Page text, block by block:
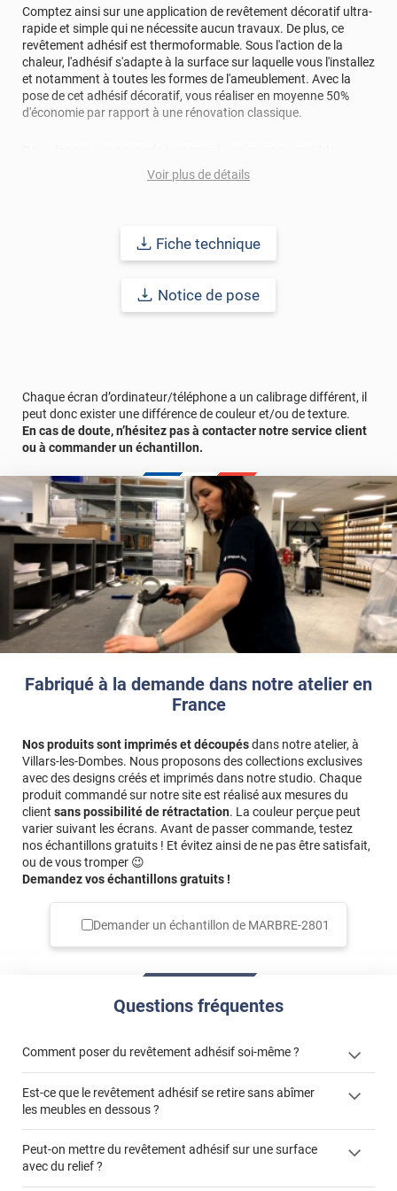
Fabriqué à la demande dans notre atelier en
France
Nos produits sont imprimés et découpésdans notre atelier, à
Villars-les-Dombes. Nous proposons des collections exclusives
avec des designs créés et imprimés dans notre studio. Chaque
produit commandé sur notre site est réalisé aux mesures du
client sans possibilité de rétractation. La couleur perçue peut
varier suivant les écrans. Avant de passer commande, testez
nos échantillons gratuits ! Et évitez ainsi de ne pas être satisfait,
ou de vous tromper 😉
Demandez vos échantillons gratuits !
Demander un échantillon de MARBRE-2801
Questions fréquentes
Comment poser du revêtement adhésif soi-même ?
« Comment poser un revêtement adhésif ? »
Est-ce que le revêtement adhésif se retire sans abîmer
les meubles en dessous ?
Peut-on mettre du revêtement adhésif sur une surface
avec du relief ?
Comptez ainsi sur une application de revêtement décoratif ultra-
rapide et simple qui ne nécessite aucun travaux. De plus, ce
revêtement adhésif est thermoformable. Sous l'action de la
chaleur, l'adhésif s'adapte à la surface sur laquelle vous l'installez
et notamment à toutes les formes de l'ameublement. Avec la
pose de cet adhésif décoratif, vous réaliser en moyenne 50%
d'économie par rapport à une rénovation classique.
comptez sur ce vinyl de haute qualité avec une excellente
résistance à l’eau, à la saleté, à l’abrasion, aux UV et à l’usure.
revêtement peut être installé dans un lieu ouvert public.
écaillage, délamination et jaunissement)
Voir plus de détails
Fiche technique
Notice de pose
Chaque écran d’ordinateur/téléphone a un calibrage différent, il
peut donc exister une différence de couleur et/ou de texture.
En cas de doute, n’hésitez pas à contacter notre service client
ou à commander un échantillon.